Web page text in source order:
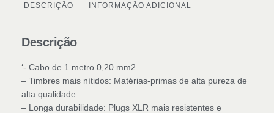
DESCRIÇÃO INFORMAÇÃO ADICIONAL
Descrição
‘- Cabo de 1 metro 0,20 mm2
– Timbres mais nítidos: Matérias-primas de alta pureza de
alta qualidade.
– Longa durabilidade: Plugs XLR mais resistentes e